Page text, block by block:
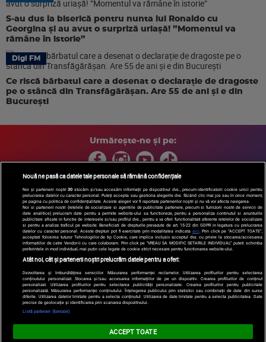
S-au dus la biserică pentru nunta lui Ronaldo cu
Georgina și au avut o surpriză uriașă! ”Momentul va
rămâne în istorie”
Digi FM
Ce riscă bărbatul care a desenat o declarație de dragoste
pe o stâncă din Transfăgărășan. Are 55 de ani și e din
București
Urmărește-ne și pe:
Copyright © 2026 / DIGI ROMANIA S.A.
Arhiva
Comunicate de presă Politica de confidentialitate
Termeni
si conditii
Gestionați preferințele| Contact/Info Codul etic
Nouă ne pasă ca datele tale personale să rămână confidențiale
Noi și partenerii noștri30 stocăm și/sau accesăm informații pe dispozitivul dvs., precum identificatorii cookie unici pentru
prelucrarea datelor cu caracter personal. Puteți accepta sau gestiona alegerile dvs. făcând clic mai jos sau în orice moment,
pe pagina cu politica de confidențialitate. Aceste alegeri vor fi raportate partenerilor noștri și nu vă vor afecta navigarea.
Noi si partenerii nostri (retelele de socializare si agentiile de publicitate partenere, precum si furnizorii nostri de servicii de
date analitice) prelucram date pentru a permite website-ului sa functioneze, pentru a personaliza continutul si anunturile
publicitare afisate in functie de interesele si/sau profilul dvs., pentru a va oferi functionalitati aferente retelelor de socializare
si pentru a analiza traficul pe website. Beneficiati de drepturile prevazute de art. 15-22 din GDPR in legatura cu prelucrarea
datelor cu caracter personal. Aceste drepturi pot fi exercitate prin modalitatea indicata aici. Prin click pe “ACCEPT TOATE”,
acceptati folosirea tuturor Tehnologiilor de tip Cookie, care implica inclusiv acceptul dvs. cu privire la stocarea/accesarea
informatiilor de catre Vendor-ii cu care colaboram. Prin click pe “VREAU SA MODIFIC SETARILE INDIVIDUAL” puteti schimba
preferintele in mod individual, mai putin cele legate de cookie strict necesare pentru functionarea website-ului.
Atât noi, cât și partenerii noștri prelucrăm datele pentru a oferi:
Dezvoltarea și îmbunătățirea serviciilor. Măsurarea performanței reclamelor. Utilizarea profilurilor pentru selectarea
conținutului personalizat. Stocarea și/sau accesarea informațiilor de pe un dispozitiv. Crearea profilurilor de conținut
personalizat. Utilizarea profilurilor pentru selectarea publicității personalizate. Crearea profilurilor pentru publicitate
personalizată. Măsurarea performanței conținutului. Înțelegerea publicului prin statistici sau combinații de date din surse
diferite. Utilizarea datelor limitate pentru a selecta conținutul. Utilizarea de date limitate pentru a selecta publicitatea. Date
precise de geolocație și identificarea prin scanarea dispozitivului.
Listă parteneri (furnizori)
ACCEPT TOATE